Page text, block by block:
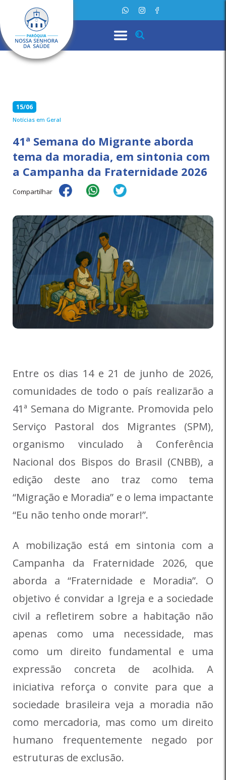
15/06
Notícias em Geral
41ª Semana do Migrante aborda
tema da moradia, em sintonia com
a Campanha da Fraternidade 2026
Compartilhar
Entre os dias 14 e 21 de junho de 2026,
comunidades de todo o país realizarão a
41ª Semana do Migrante. Promovida pelo
Serviço Pastoral dos Migrantes (SPM),
organismo vinculado à Conferência
Nacional dos Bispos do Brasil (CNBB), a
edição deste ano traz como tema
“Migração e Moradia” e o lema impactante
“Eu não tenho onde morar!”.
A mobilização está em sintonia com a
Campanha da Fraternidade 2026, que
aborda a “Fraternidade e Moradia”. O
objetivo é convidar a Igreja e a sociedade
civil a refletirem sobre a habitação não
apenas como uma necessidade, mas
como um direito fundamental e uma
expressão concreta de acolhida. A
iniciativa reforça o convite para que a
sociedade brasileira veja a moradia não
como mercadoria, mas como um direito
humano frequentemente negado por
estruturas de exclusão.